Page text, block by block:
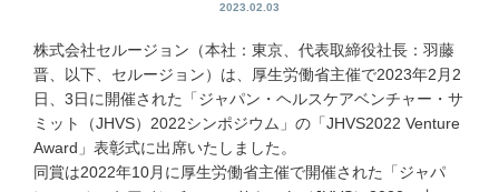
2023.02.03
株式会社セルージョン（本社：東京、代表取締役社長：羽藤
晋、以下、セルージョン）は、厚生労働省主催で2023年2月2
日、3日に開催された「ジャパン・ヘルスケアベンチャー・サ
ミット（JHVS）2022シンポジウム」の「JHVS2022 Venture
Award」表彰式に出席いたしました。
同賞は2022年10月に厚生労働省主催で開催された「ジャパ